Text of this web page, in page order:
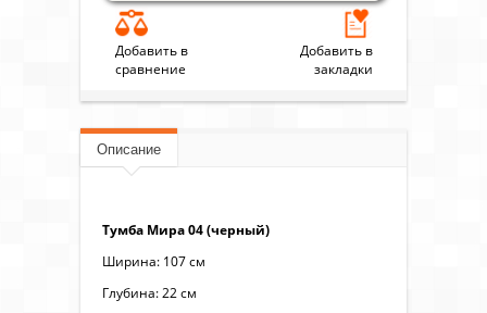
Добавить в
сравнение
Добавить в
закладки
Описание
Тумба Мира 04 (черный)
Ширина: 107 см
Глубина: 22 см